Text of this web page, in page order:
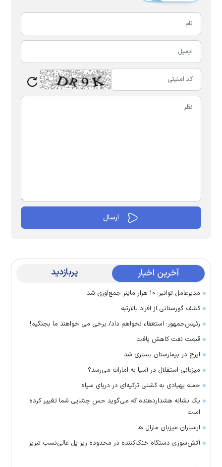
آخرین اخبار پربازدید
مدیرعامل توانیر: ۱۰ هزار ماینر جمع‌آوری شد
کشف گورستانی از افراد بالارتبه
رئیس‌جمهور: استعفاء نخواهم داد/ برخی می خواهند ما بجنگیم!
قیمت نفت کاهش یافت
ایرج در بیمارستان بستری شد
میزبانی استقلال در آسیا به امارات می‌رسد؟
حمله پهپادی به کشتی ترکیه‌ای در دریای سیاه
یک نشانه هشداردهنده که می‌گوید حس چشایی شما تغییر کرده
است
ارسباران میزبان مارال ها
آتش‌سوزی دستگاه خنک‌کننده در محدوده زیر پل عالی‌نسب تبریز